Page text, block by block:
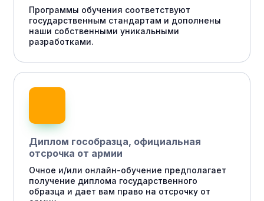
Программы обучения соответствуют
государственным стандартам и дополнены
наши собственными уникальными
разработками.
Диплом гособразца, официальная
отсрочка от армии
Очное и/или онлайн-обучение предполагает
получение диплома государственного
образца и дает вам право на отсрочку от